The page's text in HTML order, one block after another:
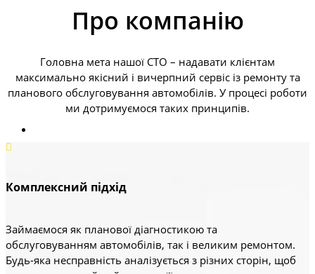
Про компанію
Головна мета нашої СТО – надавати клієнтам
максимально якісний і вичерпний сервіс із ремонту та
планового обслуговування автомобілів. У процесі роботи
ми дотримуємося таких принципів.
Комплексний підхід
Займаємося як планової діагностикою та
обслуговуванням автомобілів, так і великим ремонтом.
Будь-яка несправність аналізується з різних сторін, щоб